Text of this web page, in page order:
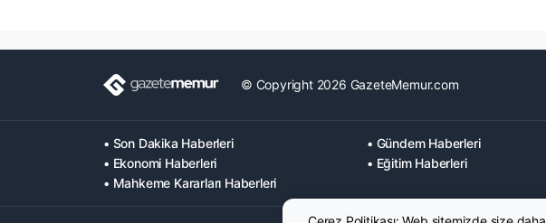
© Copyright 2026 GazeteMemur.com
• Son Dakika Haberleri • Gündem Haberleri
• Ekonomi Haberleri
• Eğitim Haberleri
• Mahkeme Kararları Haberleri